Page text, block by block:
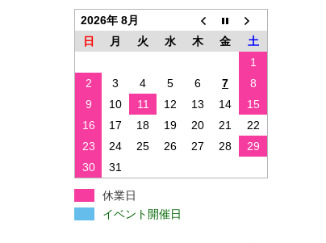
2026年 8月
日
月 火 水 木 金
土
1
2
3 4 5 6 7
8
9
10 11 12 13 14
15
16
17 18 19 20 21
22
23
24 25 26 27 28
29
30
31
休業日
イベント開催日